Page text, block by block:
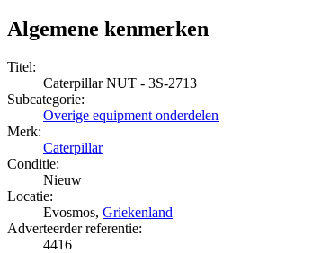
Algemene kenmerken
Titel:
Caterpillar NUT - 3S-2713
Subcategorie:
Overige equipment onderdelen
Merk:
Caterpillar
Conditie:
Nieuw
Locatie:
Evosmos, Griekenland
Adverteerder referentie:
4416